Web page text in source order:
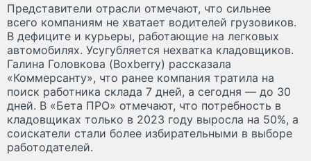
Представители отрасли отмечают, что сильнее
всего компаниям не хватает водителей грузовиков.
В дефиците и курьеры, работающие на легковых
автомобилях. Усугубляется нехватка кладовщиков.
Галина Головкова (Boxberry) рассказала
«Коммерсанту», что ранее компания тратила на
поиск работника склада 7 дней, а сегодня — до 30
дней. В «Бета ПРО» отмечают, что потребность в
кладовщиках только в 2023 году выросла на 50%, а
соискатели стали более избирательными в выборе
работодателей.